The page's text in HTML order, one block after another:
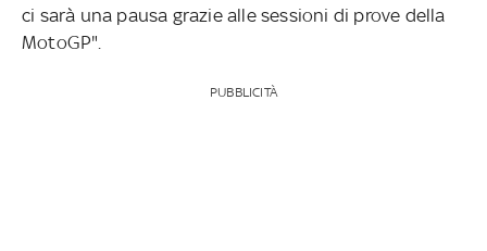
ci sarà una pausa grazie alle sessioni di prove della
MotoGP".
PUBBLICITÀ